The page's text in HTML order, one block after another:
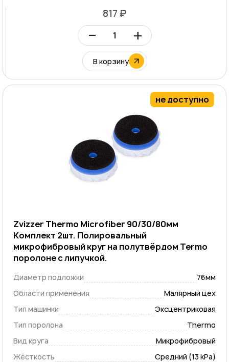
817 ₽
– +
В корзину
не доступно
Zvizzer Thermo Microfiber 90/30/80мм
Комплект 2шт. Полировальный
микрофибровый круг на полутвёрдом Termo
поролоне с липучкой.
Диаметр подложки
76мм
Области применения
Малярный цех
Тип машинки
Эксцентриковая
Тип поролона
Thermo
Вид круга
Микрофибровый
Жёсткость
Средний (13 kPa)